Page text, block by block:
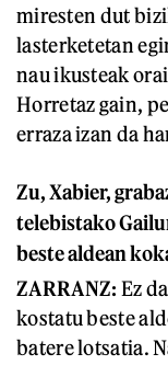
miresten dut
lasterketetan
nau ikusteak
Horretaz gain,
erraza izan da
Zu,Xabier,
telebistako
beste aldean
ZARRANZ: Ez
kostatu beste
batere lotsatia.